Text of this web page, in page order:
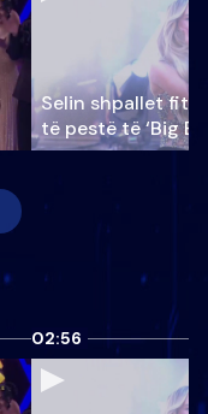
Selin shpallet
të pestë të ‘Big
02:56